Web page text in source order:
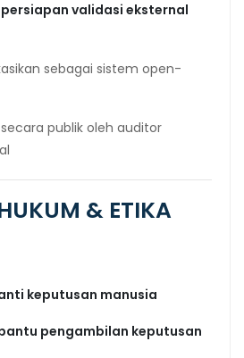
persiapan validasi eksternal
sebagai sistem open-
publik oleh auditor
& ETIKA
keputusan manusia
pengambilan keputusan